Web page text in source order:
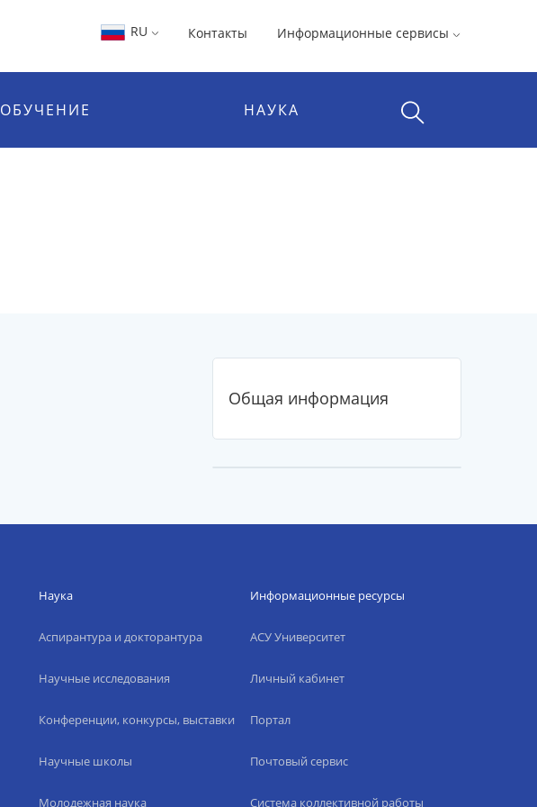
RU Контакты Информационные сервисы
ОБУЧЕНИЕ НАУКА
Общая информация
Наука
Аспирантура и докторантура
Научные исследования
Конференции, конкурсы, выставки
Научные школы
Молодежная наука
Информационные ресурсы
АСУ Университет
Личный кабинет
Портал
Почтовый сервис
Система коллективной работы